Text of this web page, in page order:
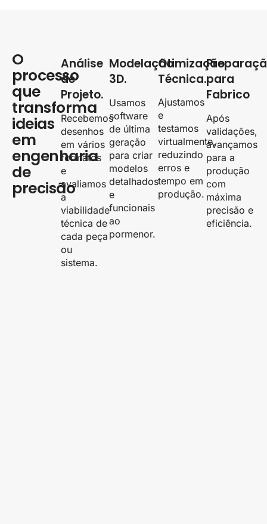
O
processo
que
transforma
ideias
em
engenharia
de
precisão
Análise
de
Projeto.
Recebemos
desenhos
em vários
formatos
e
avaliamos
a
viabilidade
técnica de
cada peça
ou
sistema.
Modelação
3D.
Usamos
software
de última
geração
para criar
modelos
detalhados
e
funcionais
ao
pormenor.
Otimização
Técnica.
Ajustamos
e
testamos
virtualmente,
reduzindo
erros e
tempo em
produção.
para
Fabrico
Após
validações,
avançamos
para a
produção
com
máxima
precisão e
eficiência.